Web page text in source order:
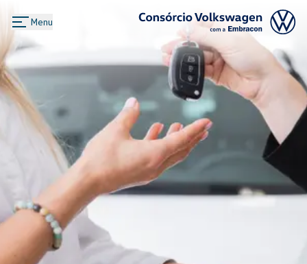
Menu
Logo Consórcio Volkswagen com